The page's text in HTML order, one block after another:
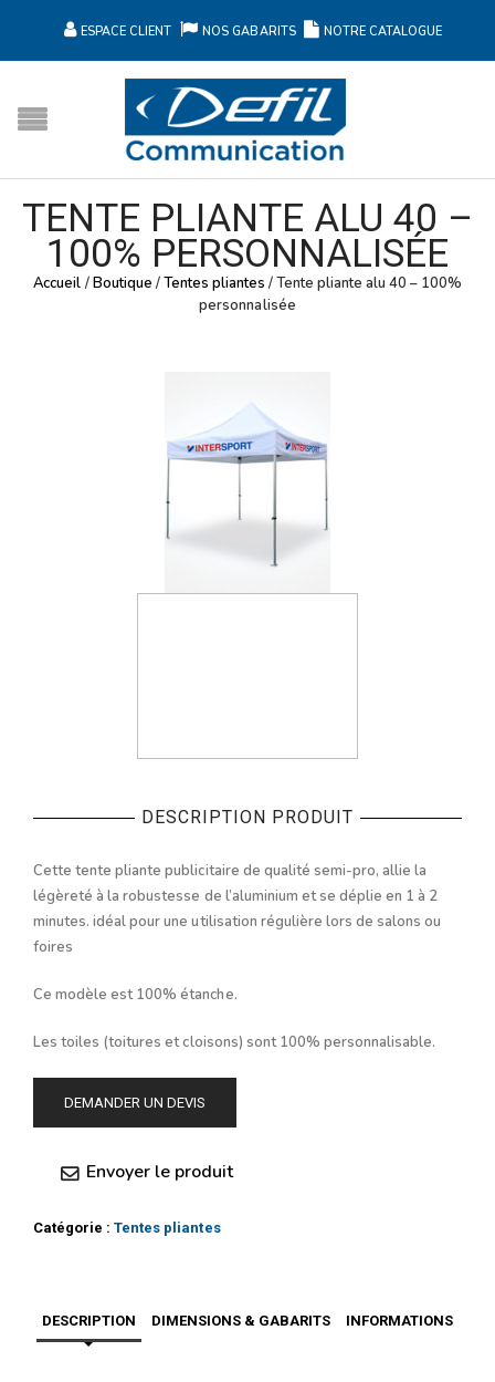
ESPACE CLIENT NOS GABARITS NOTRE CATALOGUE
TENTE PLIANTE ALU 40 –
100% PERSONNALISÉE
Accueil /Boutique /Tentes pliantes /Tente pliante alu 40 – 100%
personnalisée
DESCRIPTION PRODUIT
Cette tente pliante publicitaire de qualité semi-pro, allie la
légèreté à la robustesse de l’aluminium et se déplie en 1 à 2
minutes. idéal pour une utilisation régulière lors de salons ou
foires
Ce modèle est 100% étanche.
Les toiles (toitures et cloisons) sont 100% personnalisable.
DEMANDER UN DEVIS
Envoyer le produit
Catégorie :Tentes pliantes
DESCRIPTION DIMENSIONS & GABARITS INFORMATIONS